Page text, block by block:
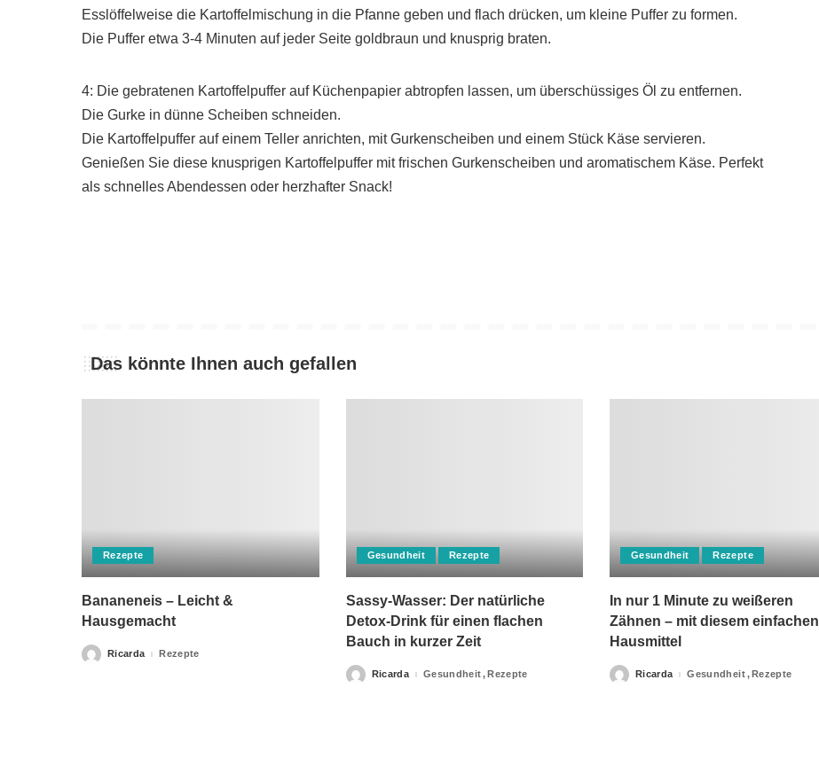
Esslöffelweise die Kartoffelmischung in die Pfanne geben und flach drücken, um kleine Puffer zu formen.
Die Puffer etwa 3-4 Minuten auf jeder Seite goldbraun und knusprig braten.
4: Die gebratenen Kartoffelpuffer auf Küchenpapier abtropfen lassen, um überschüssiges Öl zu entfernen.
Die Gurke in dünne Scheiben schneiden.
Die Kartoffelpuffer auf einem Teller anrichten, mit Gurkenscheiben und einem Stück Käse servieren.
Genießen Sie diese knusprigen Kartoffelpuffer mit frischen Gurkenscheiben und aromatischem Käse. Perfekt
als schnelles Abendessen oder herzhafter Snack!
Das könnte Ihnen auch gefallen
Rezepte
Bananeneis – Leicht &
Hausgemacht
PostedRicarda Rezepte
Gesundheit Rezepte
Sassy-Wasser: Der natürliche
Detox-Drink für einen flachen
Bauch in kurzer Zeit
PostedRicarda Gesundheit Rezepte
Gesundheit Rezepte
In nur 1 Minute zu weißeren
Zähnen – mit diesem einfachen
Hausmittel
PostedRicarda Gesundheit Rezepte